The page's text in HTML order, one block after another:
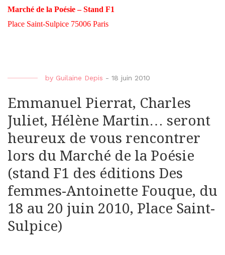
Marché de la Poésie – Stand F1
Place Saint-Sulpice 75006 Paris
by Guilaine Depis - 18 juin 2010
Emmanuel Pierrat, Charles
Juliet, Hélène Martin… seront
heureux de vous rencontrer
lors du Marché de la Poésie
(stand F1 des éditions Des
femmes-Antoinette Fouque, du
18 au 20 juin 2010, Place Saint-
Sulpice)